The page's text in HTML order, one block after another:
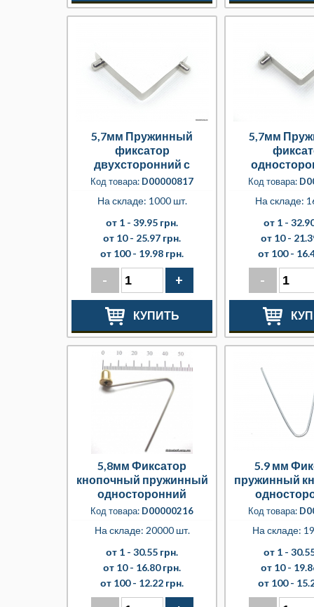
5,7мм Пружинный
фиксатор
двухсторонний с
полнотелыми кнопками
Код товара: D00000817
На складе: 1000 шт.
от 1 - 39.95 грн.
от 10 - 25.97 грн.
от 100 - 19.98 грн.
- +
КУПИТЬ
5,7мм
полнотелой
Код товара:
На складе:
от 1 -
от 10 -
от 100 -
-
5,8мм Фиксатор
кнопочный пружинный
односторонний
разборный
Код товара: D00000216
На складе: 20000 шт.
от 1 - 30.55 грн.
от 10 - 16.80 грн.
от 100 - 12.22 грн.
5.9 мм
пружинный
Код товара:
На складе:
от 1 -
от 10 -
от 100 -